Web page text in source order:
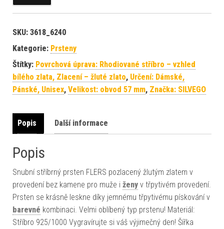
SKU: 3618_6240
Kategorie: Prsteny
Štítky: Povrchová úprava: Rhodiované stříbro – vzhled
bílého zlata, Zlacení – žluté zlato, Určení: Dámské,
Pánské, Unisex, Velikost: obvod 57 mm, Značka: SILVEGO
Popis Další informace
Popis
Snubní stříbrný prsten FLERS pozlacený žlutým zlatem v
provedení bez kamene pro muže i ženy v třpytivém provedení.
Prsten se krásně leskne díky jemnému třpytivému pískování v
barevné kombinaci. Velmi oblíbený typ prstenu! Materiál:
Stříbro 925/1000 Vygravírujte si váš výjimečný den! Šířka